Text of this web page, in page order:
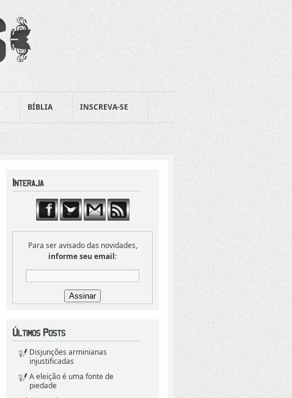
BÍBLIA INSCREVA-SE
Para ser avisado das novidades,
informe seu email:
Disjunções arminianas
injustificadas
A eleição é uma fonte de
piedade